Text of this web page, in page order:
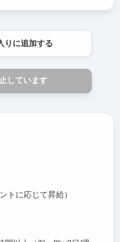
りに追加する
しています
トに応じて昇給）